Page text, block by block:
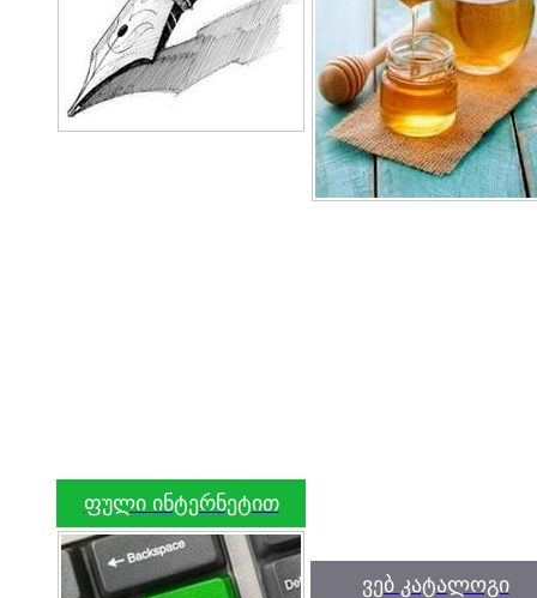
ფული ინტერნეტით
ვებ კატალოგი